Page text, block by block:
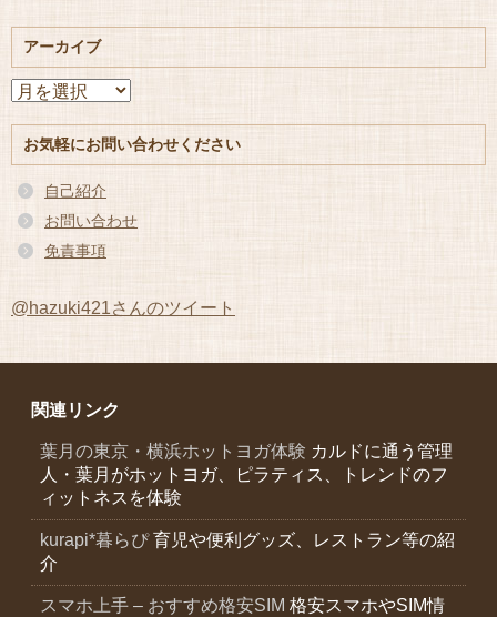
アーカイブ
ア
イ
ブ
お気軽にお問い合わせください
自己紹介
お問い合わせ
免責事項
@hazuki421さんのツイート
関連リンク
葉月の東京・横浜ホットヨガ体験 カルドに通う管理
人・葉月がホットヨガ、ピラティス、トレンドのフ
ィットネスを体験
kurapi*暮らぴ育児や便利グッズ、レストラン等の紹
介
スマホ上手 – おすすめ格安SIM 格安スマホやSIM情